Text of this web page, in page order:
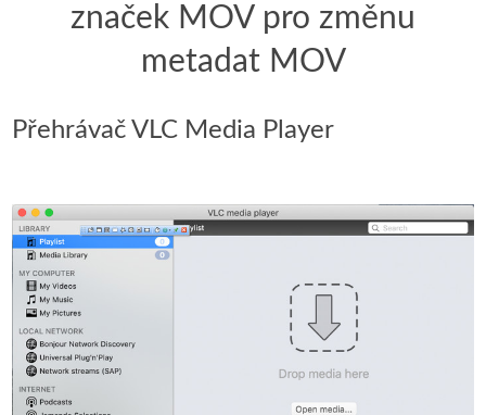
značek MOV pro změnu
metadat MOV
Přehrávač VLC Media Player